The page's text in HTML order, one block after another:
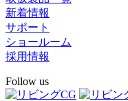
新着情報
サポート
ショールーム
採用情報
Follow us